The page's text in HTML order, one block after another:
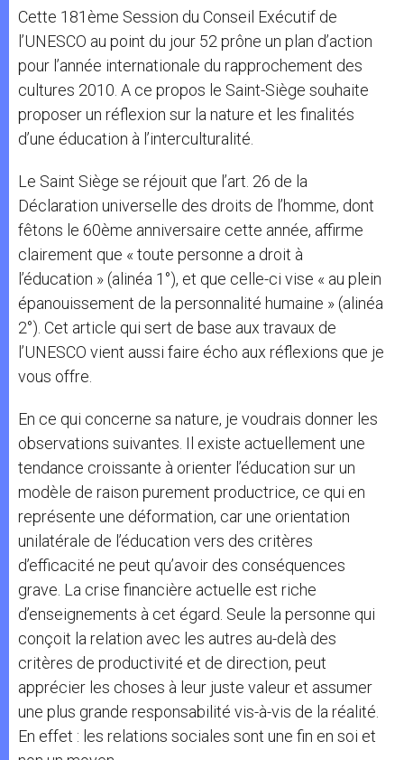
Cette 181ème Session du Conseil Exécutif de
l’UNESCO au point du jour 52 prône un plan d’action
pour l’année internationale du rapprochement des
cultures 2010. A ce propos le Saint-Siège souhaite
proposer un réflexion sur la nature et les finalités
d’une éducation à l’interculturalité.
Le Saint Siège se réjouit que l’art. 26 de la
Déclaration universelle des droits de l’homme, dont
fêtons le 60ème anniversaire cette année, affirme
clairement que « toute personne a droit à
l’éducation » (alinéa 1°), et que celle-ci vise « au plein
épanouissement de la personnalité humaine » (alinéa
2°). Cet article qui sert de base aux travaux de
l’UNESCO vient aussi faire écho aux réflexions que je
vous offre.
En ce qui concerne sa nature, je voudrais donner les
observations suivantes. Il existe actuellement une
tendance croissante à orienter l’éducation sur un
modèle de raison purement productrice, ce qui en
représente une déformation, car une orientation
unilatérale de l’éducation vers des critères
d’efficacité ne peut qu’avoir des conséquences
grave. La crise financière actuelle est riche
d’enseignements à cet égard. Seule la personne qui
conçoit la relation avec les autres au-delà des
critères de productivité et de direction, peut
apprécier les choses à leur juste valeur et assumer
une plus grande responsabilité vis-à-vis de la réalité.
En effet : les relations sociales sont une fin en soi et